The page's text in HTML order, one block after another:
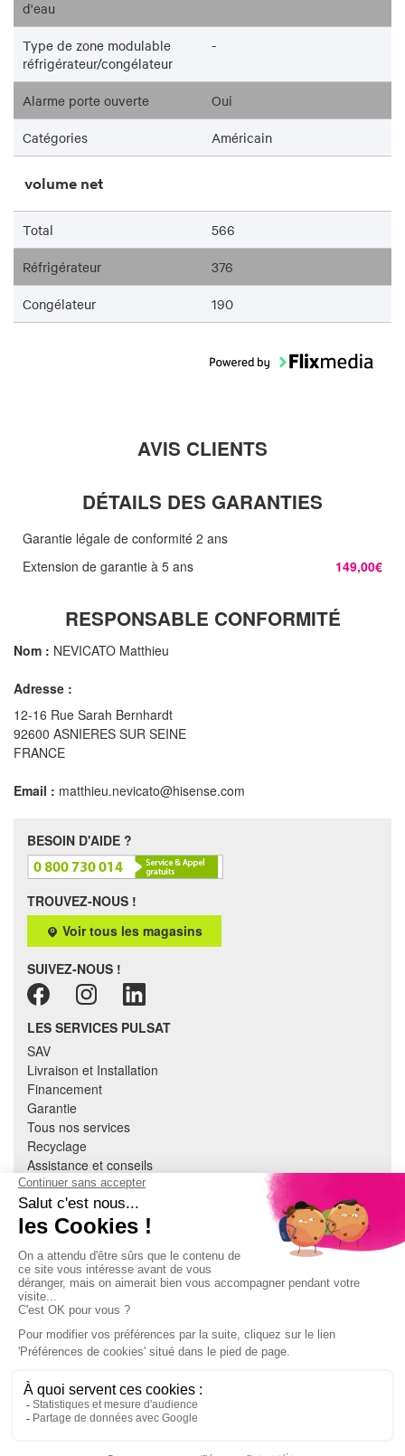
d'eau
Type de zone modulable
réfrigérateur/congélateur
-
Alarme porte ouverte Oui
Catégories Américain
volume net
Total 566
Réfrigérateur 376
Congélateur 190
AVIS CLIENTS
DÉTAILS DES GARANTIES
Garantie légale de conformité 2 ans
Extension de garantie à 5 ans
149,00€
RESPONSABLE CONFORMITÉ
Nom : NEVICATO Matthieu
Adresse :
12-16 Rue Sarah Bernhardt
92600 ASNIERES SUR SEINE
FRANCE
Email : matthieu.nevicato@hisense.com
BESOIN D'AIDE ?
TROUVEZ-NOUS !
Voir tous les magasins
SUIVEZ-NOUS !
LES SERVICES PULSAT
SAV
Livraison et Installation
Financement
Garantie
Tous nos services
Recyclage
Assistance et conseils
Cuisine équipée
Literie
Nous contacter
À PROPOS
CGV
Mentions légales
Données personnelles
Devenir adhérent
EN SAVOIR PLUS
Indice de réparabilité
Accès extranet Pulsat